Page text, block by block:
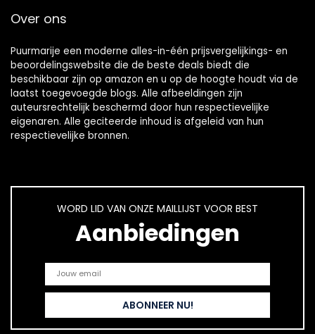
Over ons
Puurmarije een moderne alles-in-één prijsvergelijkings- en
beoordelingswebsite die de beste deals biedt die
beschikbaar zijn op amazon en u op de hoogte houdt via de
laatst toegevoegde blogs. Alle afbeeldingen zijn
auteursrechtelijk beschermd door hun respectievelijke
eigenaren. Alle geciteerde inhoud is afgeleid van hun
respectievelijke bronnen.
WORD LID VAN ONZE MAILLIJST VOOR BEST
Aanbiedingen